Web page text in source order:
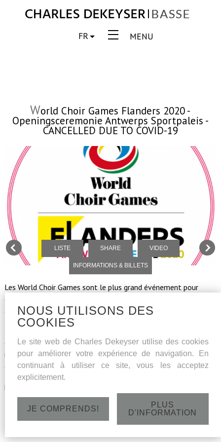
MENU
FR
World Choir Games Flanders 2020 -
Openingsceremonie Antwerps Sportpaleis -
CANCELLED DUE TO COVID-19
LISTE SHARE VIDEO
INFORMATIONS & BILLETS
Les World Choir Games sont le plus grand événement pour
chœurs au monde. L'édition 2020 se déroulera en Flandre du 5
au 15 juillet.
grand et spectaculaire spectacle de cérémonie rempli de
musique le 5 juillet au Sportpaleis. Avec de nombreux solistes,
dont Charles Dekeyser.
plus d'informations suivront plus tard
Dimanche 5 juillet 2020 - Antwerps Sportpaleis - Portes
NOUS UTILISONS DES
COOKIES
Le site web de Charles Dekeyser utilise des cookies
pour améliorer votre expérience de navigation. En
continuant à utiliser ce site, vous les acceptez
explicitement.
JE COMPRENDS!
PLUS
D'INFORMATION